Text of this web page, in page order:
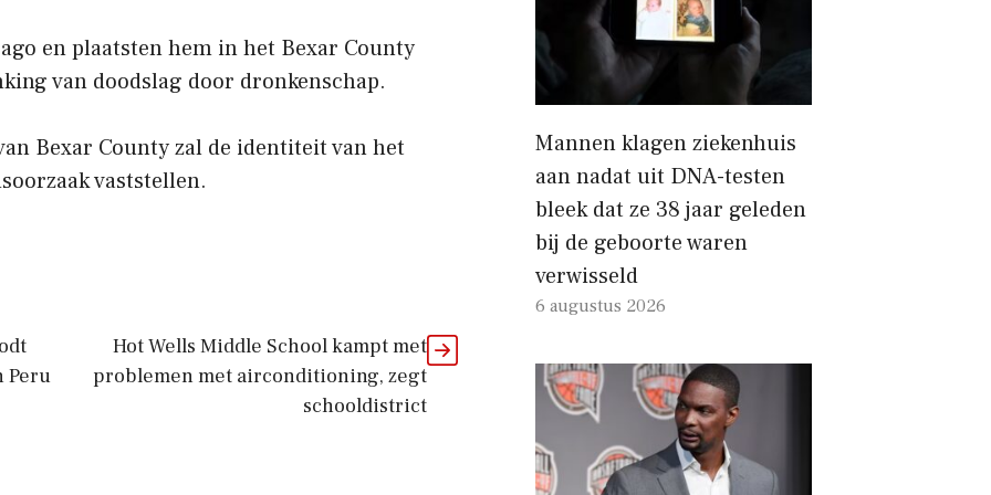
en plaatsten hem in het Bexar County
van doodslag door dronkenschap.
Bexar County zal de identiteit van het
vaststellen.
Peru
Hot Wells Middle School kampt met
problemen met airconditioning, zegt
schooldistrict
Mannen klagen ziekenhuis
aan nadat uit DNA-testen
bleek dat ze 38 jaar geleden
bij de geboorte waren
verwisseld
6 augustus 2026